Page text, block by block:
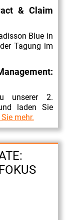
& Claim
Blue in
Tagung im
unserer 2.
laden Sie
mehr.